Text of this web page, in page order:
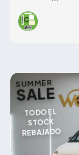
SUMMER
SALE
TODO EL
STOCK
REBAJADO